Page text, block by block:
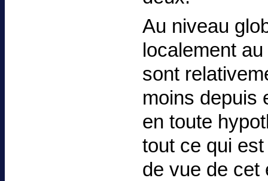
Au niveau
localement
sont
moins depuis
en toute
tout ce qui
de vue de cet